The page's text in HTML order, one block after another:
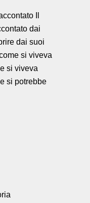
Il
dai
dai suoi
si viveva
si viveva
si potrebbe